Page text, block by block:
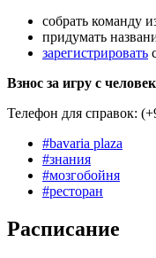
собрать команду
придумать
зарегистрировать
Взнос за игру с
Телефон для справок:
#bavaria plaza
#знания
#мозгобойня
#ресторан
Расписание